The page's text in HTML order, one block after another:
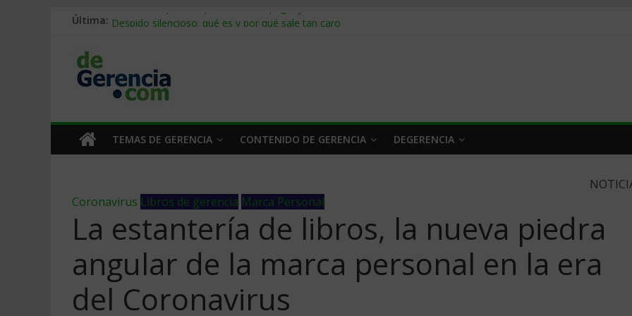
Última: Stablecoins para empresas: cómo pagar y cobrar en 2026
Trabajo forzoso en la cadena de suministro: qué hacer
Mercado hispano de EE. UU.: cómo segmentarlo y venderle
TEMAS DE GERENCIA CONTENIDO DE GERENCIA DEGERENCIA
Coronavirus Libros de gerencia Marca Personal
La estantería de libros, la nueva piedra
angular de la marca personal en la era
del Coronavirus